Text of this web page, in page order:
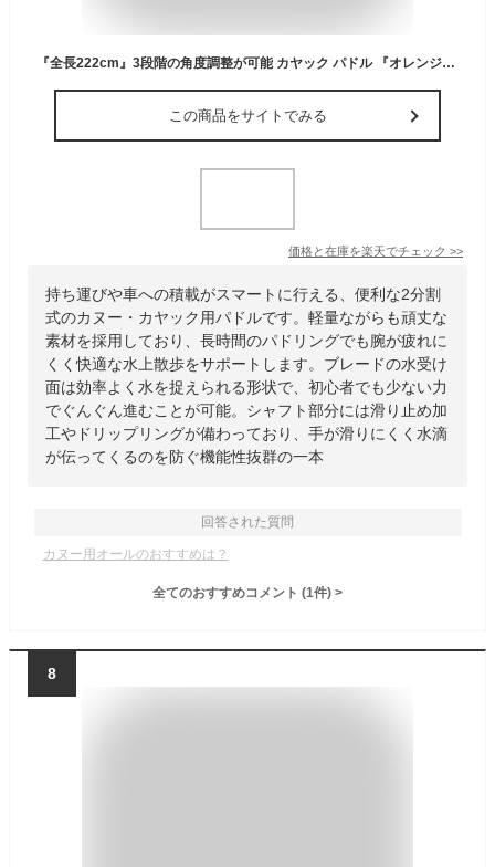
『全長222cm』3段階の角度調整が可能 カヤック パドル 『オレンジ』ボート ゴムボート カヌー アルミ製 オール 海 川 湖 池
この商品をサイトでみる
価格と在庫を楽天でチェック >>
持ち運びや車への積載がスマートに行える、便利な2分割
式のカヌー・カヤック用パドルです。軽量ながらも頑丈な
素材を採用しており、長時間のパドリングでも腕が疲れに
くく快適な水上散歩をサポートします。ブレードの水受け
面は効率よく水を捉えられる形状で、初心者でも少ない力
でぐんぐん進むことが可能。シャフト部分には滑り止め加
工やドリップリングが備わっており、手が滑りにくく水滴
が伝ってくるのを防ぐ機能性抜群の一本
回答された質問
カヌー用オールのおすすめは？
全てのおすすめコメント (1件) >
8